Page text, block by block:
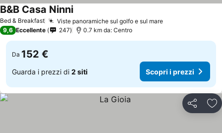
Bed & Breakfast Viste panoramiche sul golfo e sul mare
B&B Casa Ninni
9,6 Eccellente 247 0.7 km da: Centro
Da 152 €
Guarda i prezzi di 2 siti Scopri i prezzi
Condividi